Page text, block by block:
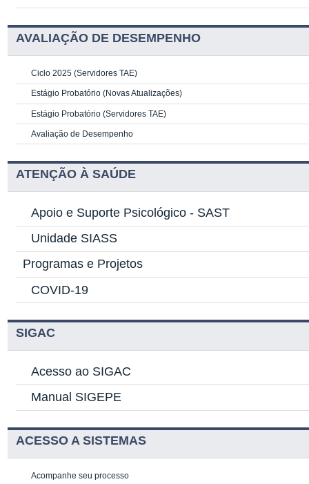
AVALIAÇÃO DE DESEMPENHO
Ciclo 2025 (Servidores TAE)
Estágio Probatório (Novas Atualizações)
Estágio Probatório (Servidores TAE)
Avaliação de Desempenho
ATENÇÃO À SAÚDE
Apoio e Suporte Psicológico - SAST
Unidade SIASS
Programas e Projetos
COVID-19
SIGAC
Acesso ao SIGAC
Manual SIGEPE
ACESSO A SISTEMAS
Acompanhe seu processo